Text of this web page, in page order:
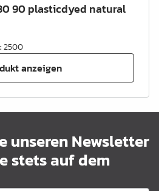
90 plasticdyed natural
:2500
anzeigen
unseren Newsletter
stets auf dem